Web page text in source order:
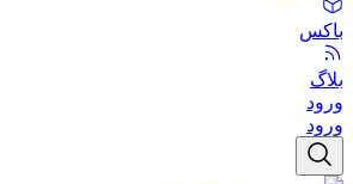
باکس
بلاگ
ورود
ورود